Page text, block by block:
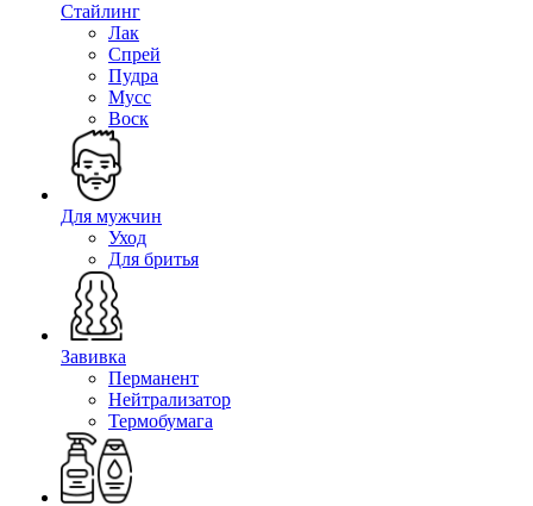
Стайлинг
Лак
Спрей
Пудра
Мусс
Воск
Для мужчин
Уход
Для бритья
Завивка
Перманент
Нейтрализатор
Термобумага